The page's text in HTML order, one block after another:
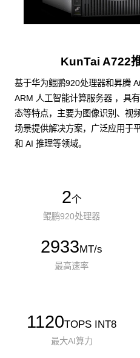
KunTai A722
基于华为鲲鹏920处理器和昇腾
ARM 人工智能计算服务器 ，具
态等特点，主要为图像识别、视
场景提供解决方案，广泛应用于
和 AI 推理等领域。
2个
鲲鹏920处理器
2933MT/s
最高速率
1120TOPS INT8
最大AI算力